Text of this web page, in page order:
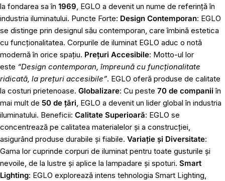
la fondarea sa în 1969, EGLO a devenit un nume de referință în
industria iluminatului. Puncte Forte: Design Contemporan: EGLO
se distinge prin designul său contemporan, care îmbină estetica
cu funcționalitatea. Corpurile de iluminat EGLO aduc o notă
modernă în orice spațiu. Prețuri Accesibile: Motto-ul lor
este “Design contemporan, împreună cu funcționalitate
ridicată, la prețuri accesibile”. EGLO oferă produse de calitate
la costuri prietenoase. Globalizare: Cu peste 70 de companii în
mai mult de 50 de țări, EGLO a devenit un lider global în industria
iluminatului. Beneficii: Calitate Superioară: EGLO se
concentrează pe calitatea materialelor și a construcției,
asigurând produse durabile și fiabile. Variație și Diversitate:
Gama lor cuprinde corpuri de iluminat pentru toate gusturile și
nevoile, de la lustre și aplice la lampadare și spoturi. Smart
Lighting: EGLO explorează intens tehnologia Smart Lighting,